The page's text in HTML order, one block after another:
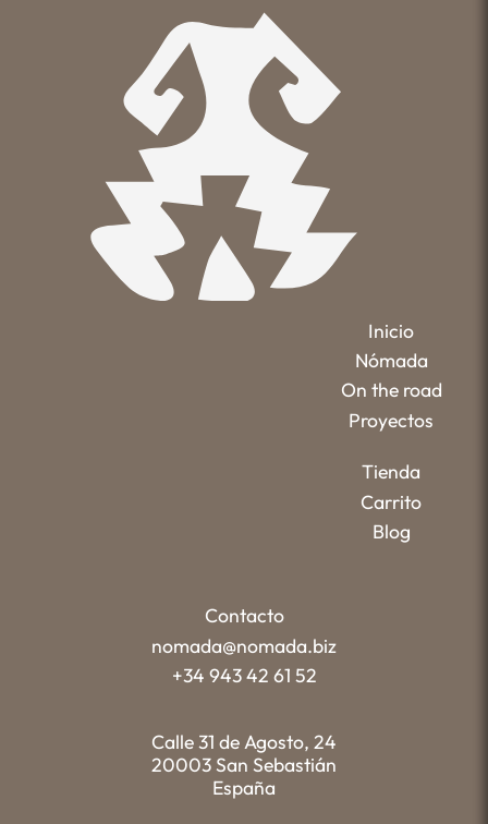
Inicio
Nómada
On the road
Proyectos
Tienda
Carrito
Blog
Contacto
nomada@nomada.biz
+34 943 42 61 52
Calle 31 de Agosto, 24
20003 San Sebastián
España